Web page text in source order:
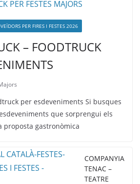
PER FIRES I FESTES 2026
– FOODTRUCK
per esdeveniments Si busques
que sorprengui els
proposta gastronòmica
COMPANYIA
TENAC –
TEATRE